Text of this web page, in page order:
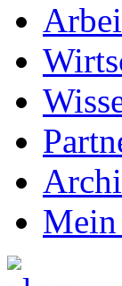
Mein